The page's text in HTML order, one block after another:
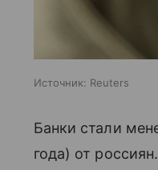
Источник: Reuters
Банки стали
года) от